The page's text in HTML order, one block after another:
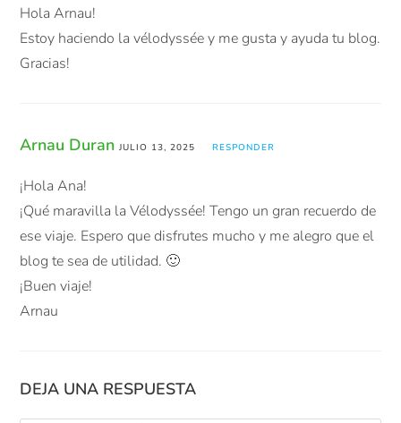
Hola Arnau!
Estoy haciendo la vélodyssée y me gusta y ayuda tu blog.
Gracias!
Arnau Duran JULIO 13, 2025 RESPONDER
¡Hola Ana!
¡Qué maravilla la Vélodyssée! Tengo un gran recuerdo de
ese viaje. Espero que disfrutes mucho y me alegro que el
blog te sea de utilidad. 🙂
¡Buen viaje!
Arnau
DEJA UNA RESPUESTA